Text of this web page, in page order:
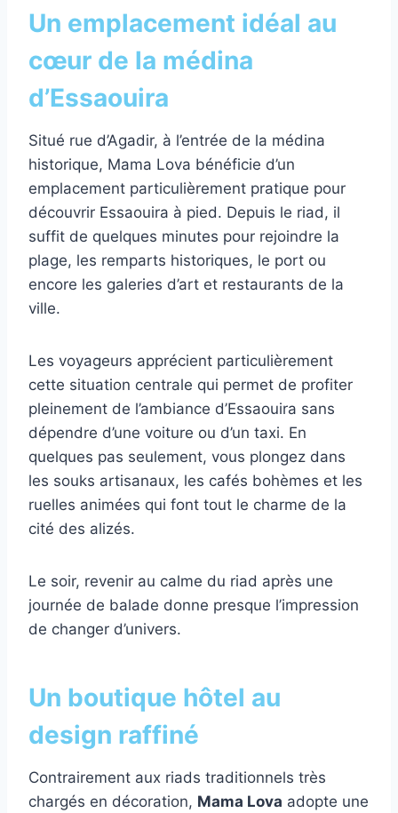
Un emplacement idéal au
cœur de la médina
d’Essaouira
Situé rue d’Agadir, à l’entrée de la médina
historique, Mama Lova bénéficie d’un
emplacement particulièrement pratique pour
découvrir Essaouira à pied. Depuis le riad, il
suffit de quelques minutes pour rejoindre la
plage, les remparts historiques, le port ou
encore les galeries d’art et restaurants de la
ville.
Les voyageurs apprécient particulièrement
cette situation centrale qui permet de profiter
pleinement de l’ambiance d’Essaouira sans
dépendre d’une voiture ou d’un taxi. En
quelques pas seulement, vous plongez dans
les souks artisanaux, les cafés bohèmes et les
ruelles animées qui font tout le charme de la
cité des alizés.
Le soir, revenir au calme du riad après une
journée de balade donne presque l’impression
de changer d’univers.
Un boutique hôtel au
design raffiné
Contrairement aux riads traditionnels très
chargés en décoration, Mama Lova adopte une